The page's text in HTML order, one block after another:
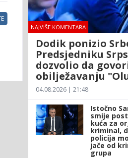
NAJVIŠE KOMENTARA
Dodik ponizio
Predsjedniku
dozvolio da
obilježavanju
04.08.2026 | 21:48
Istočno
smije
kuća za
kriminal,
policija
jače od
grupa